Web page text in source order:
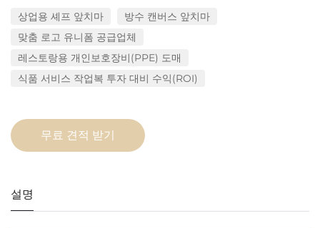
상업용 셰프 앞치마
방수 캔버스 앞치마
맞춤 로고 유니폼 공급업체
레스토랑용 개인보호장비(PPE) 도매
식품 서비스 작업복 투자 대비 수익(ROI)
무료 견적 받기
설명